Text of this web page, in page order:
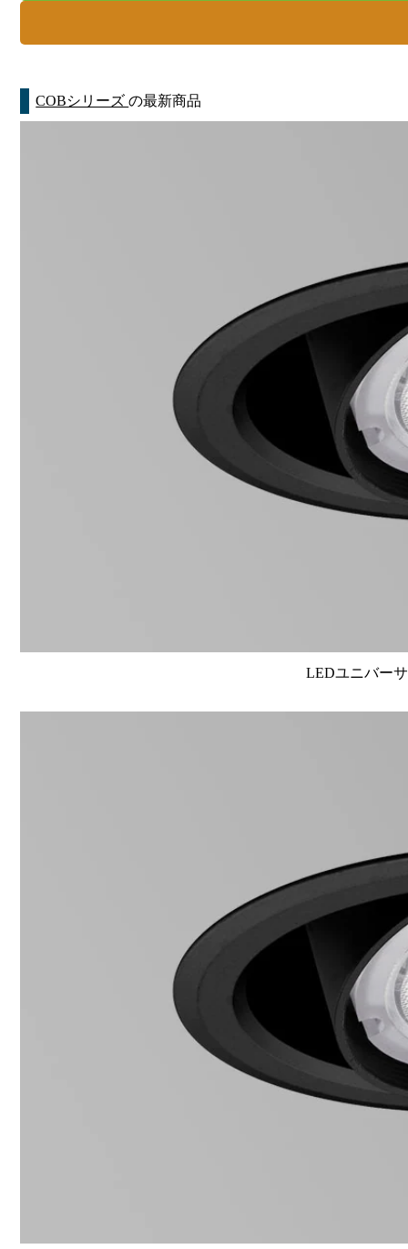
COBシリーズの最新商品
LEDユニバー